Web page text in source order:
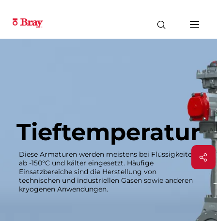
Tieftemperatur
Diese Armaturen werden meistens bei Flüssigkeiten
ab -150°C und kälter eingesetzt. Häufige
Einsatzbereiche sind die Herstellung von
technischen und industriellen Gasen sowie anderen
kryogenen Anwendungen.